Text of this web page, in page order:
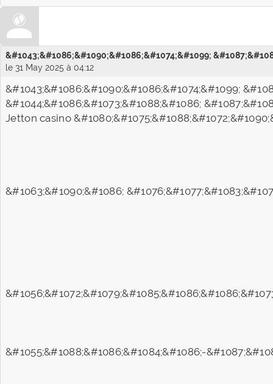
&#1043;&#1086;&#1090;&#1086;&#1074;&#1099;
le 31 May 2025 à 04:12
&#1043;&#1086;&#1090;&#1086;&#1074;&#1099;
&#1044;&#1086;&#1073;&#1088;&#1086;
Jetton casino
&#1063;&#1090;&#1086;
&#1055;&#1088;&#1086;&#1084;&#1086;-